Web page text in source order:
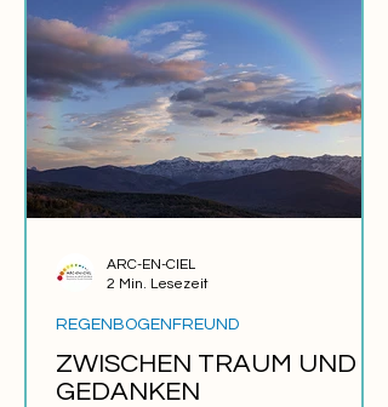
ZWISCHEN TRAUM UND
GEDANKEN
REGENBOGENFREUND
ARC-EN-CIEL
2 Min. Lesezeit